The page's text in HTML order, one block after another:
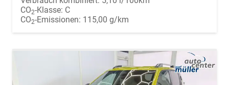
CO2-Klasse: C
CO2-Emissionen: 115,00 g/km